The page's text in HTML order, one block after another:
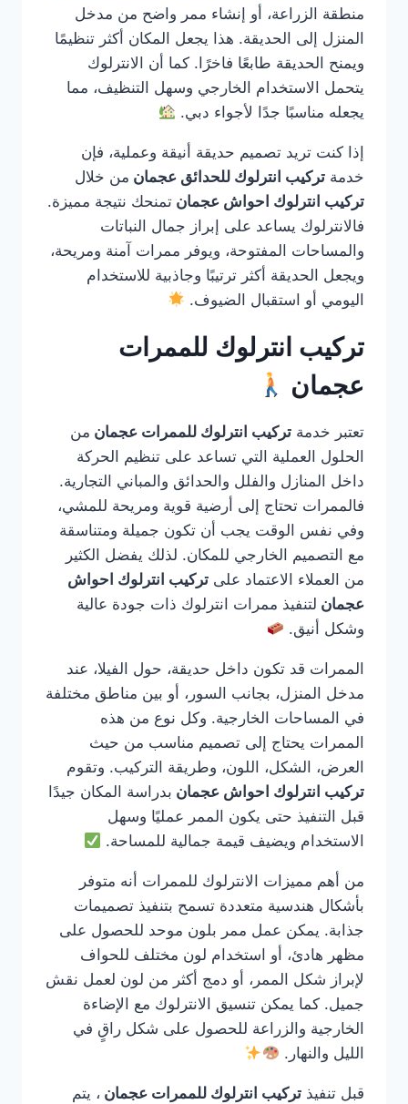
منطقة الزراعة، أو إنشاء ممر واضح من مدخل
المنزل إلى الحديقة. هذا يجعل المكان أكثر تنظيمًا
ويمنح الحديقة طابعًا فاخرًا. كما أن الانترلوك
يتحمل الاستخدام الخارجي وسهل التنظيف، مما
يجعله مناسبًا جدًا لأجواء دبي.
إذا كنت تريد تصميم حديقة أنيقة وعملية، فإن
خدمة تركيب انترلوك للحدائق عجمان من خلال
تركيب انترلوك احواش عجمان تمنحك نتيجة مميزة.
فالانترلوك يساعد على إبراز جمال النباتات
والمساحات المفتوحة، ويوفر ممرات آمنة ومريحة،
ويجعل الحديقة أكثر ترتيبًا وجاذبية للاستخدام
اليومي أو استقبال الضيوف.
تركيب انترلوك للممرات
عجمان
تعتبر خدمة تركيب انترلوك للممرات عجمان من
الحلول العملية التي تساعد على تنظيم الحركة
داخل المنازل والفلل والحدائق والمباني التجارية.
فالممرات تحتاج إلى أرضية قوية ومريحة للمشي،
وفي نفس الوقت يجب أن تكون جميلة ومتناسقة
مع التصميم الخارجي للمكان. لذلك يفضل الكثير
من العملاء الاعتماد على تركيب انترلوك احواش
عجمان لتنفيذ ممرات انترلوك ذات جودة عالية
وشكل أنيق.
الممرات قد تكون داخل حديقة، حول الفيلا، عند
مدخل المنزل، بجانب السور، أو بين مناطق مختلفة
في المساحات الخارجية. وكل نوع من هذه
الممرات يحتاج إلى تصميم مناسب من حيث
العرض، الشكل، اللون، وطريقة التركيب. وتقوم
تركيب انترلوك احواش عجمان بدراسة المكان جيدًا
قبل التنفيذ حتى يكون الممر عمليًا وسهل
الاستخدام ويضيف قيمة جمالية للمساحة.
من أهم مميزات الانترلوك للممرات أنه متوفر
بأشكال هندسية متعددة تسمح بتنفيذ تصميمات
جذابة. يمكن عمل ممر بلون موحد للحصول على
مظهر هادئ، أو استخدام لون مختلف للحواف
لإبراز شكل الممر، أو دمج أكثر من لون لعمل نقش
جميل. كما يمكن تنسيق الانترلوك مع الإضاءة
الخارجية والزراعة للحصول على شكل راقٍ في
الليل والنهار.
قبل تنفيذ تركيب انترلوك للممرات عجمان ، يتم